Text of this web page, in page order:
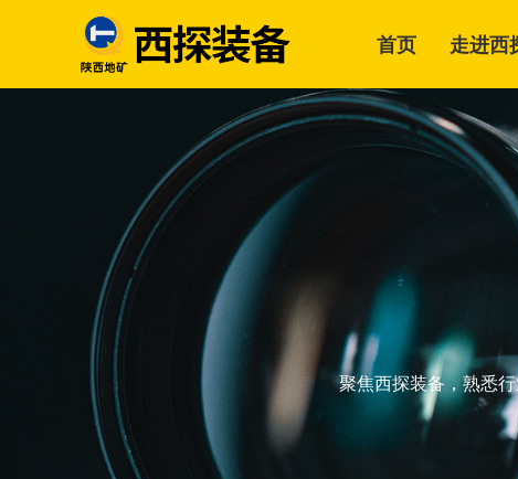
首页 走进西
聚焦西探装备，熟悉